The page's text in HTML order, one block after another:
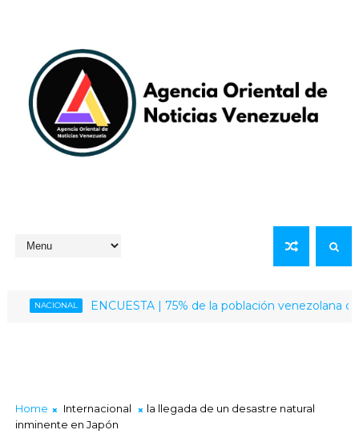
ENCUESTA | 75% de la población venezolana califica
Home Internacional
la llegada de un desastre natural
inminente en Japón